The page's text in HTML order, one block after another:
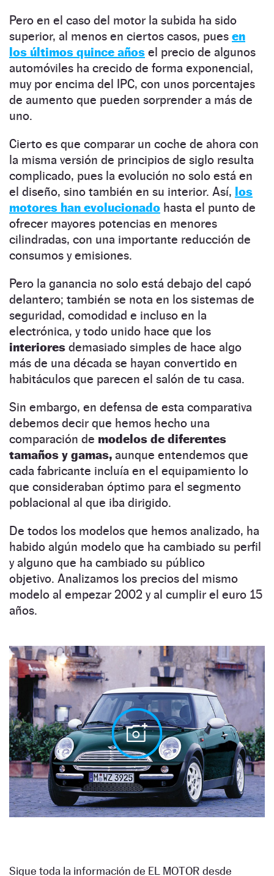
Pero en el caso del motor la subida ha sido
superior, al menos en ciertos casos, pues en
los últimos quince años el precio de algunos
automóviles ha crecido de forma exponencial,
muy por encima del IPC, con unos porcentajes
de aumento que pueden sorprender a más de
uno.
Cierto es que comparar un coche de ahora con
la misma versión de principios de siglo resulta
complicado, pues la evolución no solo está en
el diseño, sino también en su interior. Así, los
motores han evolucionado hasta el punto de
ofrecer mayores potencias en menores
cilindradas, con una importante reducción de
consumos y emisiones.
Pero la ganancia no solo está debajo del capó
delantero; también se nota en los sistemas de
seguridad, comodidad e incluso en la
electrónica, y todo unido hace que los
interiores demasiado simples de hace algo
más de una década se hayan convertido en
habitáculos que parecen el salón de tu casa.
Sin embargo, en defensa de esta comparativa
debemos decir que hemos hecho una
comparación de modelos de diferentes
tamaños y gamas, aunque entendemos que
cada fabricante incluía en el equipamiento lo
que consideraban óptimo para el segmento
poblacional al que iba dirigido.
De todos los modelos que hemos analizado, ha
habido algún modelo que ha cambiado su perfil
y alguno que ha cambiado su público
objetivo. Analizamos los precios del mismo
modelo al empezar 2002 y al cumplir el euro 15
años.
Sigue toda la información de EL MOTOR desde